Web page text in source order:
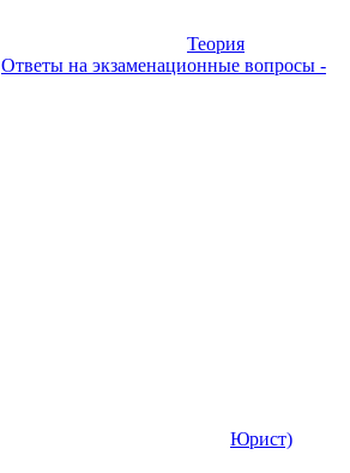
Теория
Ответы на экзаменационные вопросы -
Юрист)